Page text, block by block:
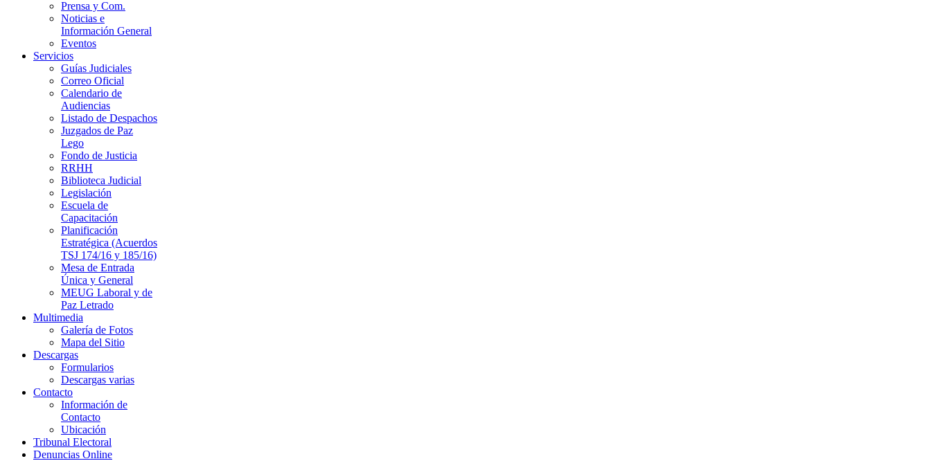
Prensa y Com.
Noticias e
Información General
Eventos
Servicios
Guías Judiciales
Correo Oficial
Calendario de
Audiencias
Listado de Despachos
Juzgados de Paz
Lego
Fondo de Justicia
RRHH
Biblioteca Judicial
Legislación
Escuela de
Capacitación
Planificación
Estratégica (Acuerdos
TSJ 174/16 y 185/16)
Mesa de Entrada
Única y General
MEUG Laboral y de
Paz Letrado
Multimedia
Galería de Fotos
Mapa del Sitio
Descargas
Formularios
Descargas varias
Contacto
Información de
Contacto
Ubicación
Tribunal Electoral
Denuncias Online